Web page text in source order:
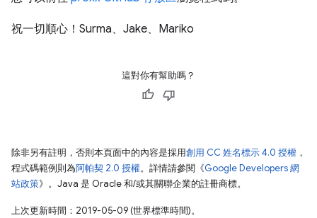
祝一切順心！Surma、Jake、Mariko
這對你有幫助嗎？
除非另有註明，否則本頁面中的內容是採用創用 CC 姓名標示 4.0 授權 ，
程式碼範例則為阿帕契 2.0 授權。詳情請參閱《Google Developers 網
站政策》。Java 是 Oracle 和/或其關聯企業的註冊商標。
上次更新時間：2019-05-09 (世界標準時間)。